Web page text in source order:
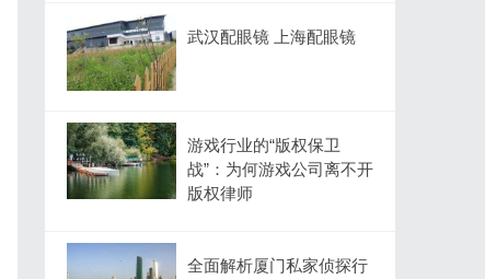
武汉配眼镜 上海配眼镜
游戏行业的“版权保卫
战”：为何游戏公司离不开
版权律师
全面解析厦门私家侦探行